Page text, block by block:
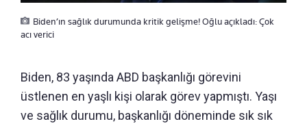
Biden’ın sağlık durumunda kritik gelişme! Oğlu açıkladı: Çok
acı verici
Biden, 83 yaşında ABD başkanlığı görevini
üstlenen en yaşlı kişi olarak görev yapmıştı. Yaşı
ve sağlık durumu, başkanlığı döneminde sık sık